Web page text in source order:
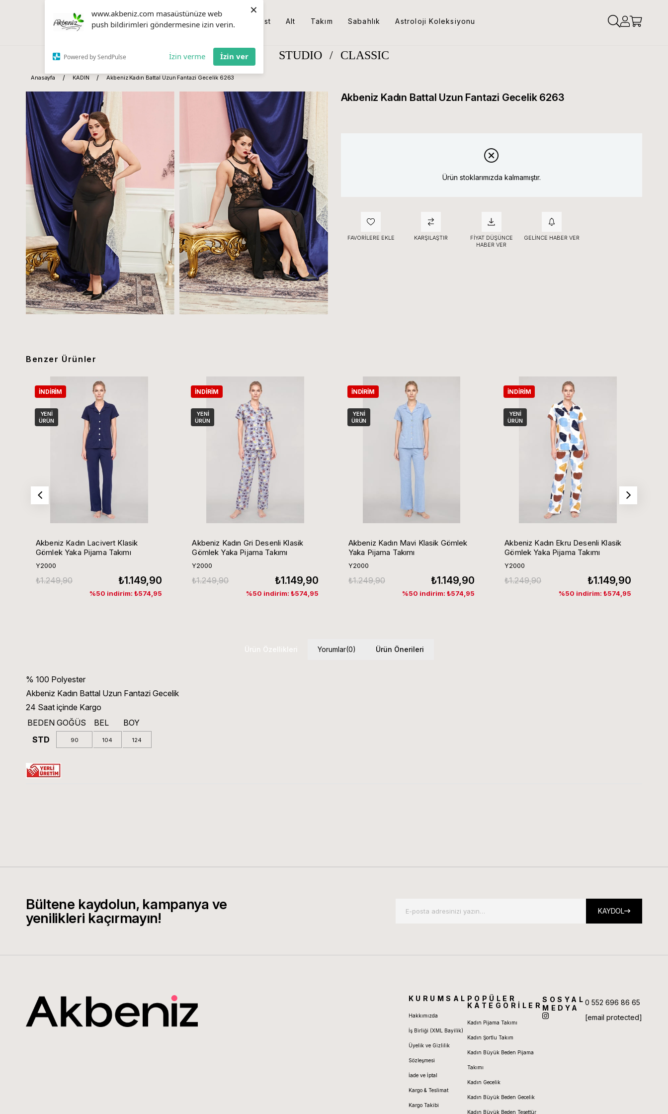
www.akbeniz.com masaüstünüze web
push bildirimleri göndermesine izin verin.
Powered by SendPulse İzin verme İzin ver
×
Üst Alt Takım Sabahlık Astroloji Koleksiyonu
STUDIO / CLASSIC
Anasayfa KADIN Akbeniz Kadın Battal Uzun Fantazi Gecelik 6263
Akbeniz Kadın Battal Uzun Fantazi Gecelik 6263
Ürün stoklarımızda kalmamıştır.
FAVORILERE EKLE KARŞILAŞTIR
FIYAT DÜŞÜNCE
HABER VER
GELINCE HABER VER
Benzer Ürünler
Akbeniz Kadın Lacivert Klasik
Gömlek Yaka Pijama Takımı
Y2000
₺1.149,90
₺1.249,90
%50 indirim: ₺574,95
İNDIRIM
YENI
ÜRÜN
Akbeniz Kadın Gri Desenli Klasik
Gömlek Yaka Pijama Takımı
Y2000
₺1.149,90
₺1.249,90
%50 indirim: ₺574,95
İNDIRIM
YENI
ÜRÜN
Akbeniz Kadın Mavi Klasik Gömlek
Yaka Pijama Takımı
Y2000
₺1.149,90
₺1.249,90
%50 indirim: ₺574,95
İNDIRIM
YENI
ÜRÜN
Akbeniz Kadın Ekru Desenli Klasik
Gömlek Yaka Pijama Takımı
Y2000
₺1.149,90
₺1.249,90
%50 indirim: ₺574,95
İNDIRIM
YENI
ÜRÜN
Ürün Özellikleri Yorumlar(0) Ürün Önerileri
% 100 Polyester
Akbeniz Kadın Battal Uzun Fantazi Gecelik
24 Saat içinde Kargo
BEDEN GOĞÜS BEL
BOY
STD
90 104 124
Bültene kaydolun, kampanya ve
yenilikleri kaçırmayın!
KAYDOL
KURUMSAL
Hakkımızda
İş Birliği (XML Bayilik)
Üyelik ve Gizlilik
Sözleşmesi
İade ve İptal
Kargo & Teslimat
Kargo Takibi
POPÜLER
KATEGORİLER
Kadın Pijama Takımı
Kadın Şortlu Takım
Kadın Büyük Beden Pijama
Takımı
Kadın Gecelik
Kadın Büyük Beden Gecelik
Kadın Büyük Beden Tesettür
SOSYAL
MEDYA
0 552 696 86 65
[email protected]